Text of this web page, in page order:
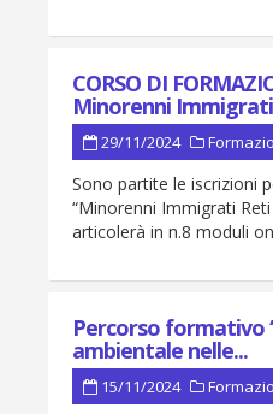
CORSO DI
Minorenni
29/11/2024
Sono partite le iscrizioni
“Minorenni Immigrati Reti
articolerà in n.8 moduli
Percorso formativo
ambientale nelle...
15/11/2024